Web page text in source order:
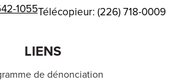
1055Télécopieur: (226) 718-0009
LIENS
de dénonciation